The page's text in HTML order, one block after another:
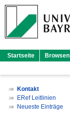
Startseite Browsen
Kontakt
ERef Leitlinien
Neueste Einträge